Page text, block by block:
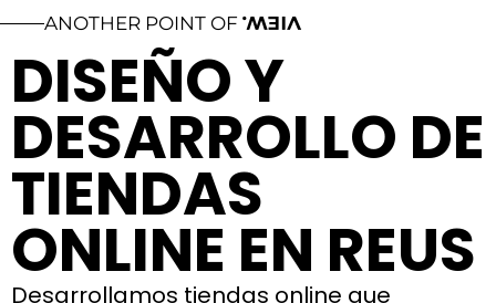
ANOTHER POINT OF VIEW.
DISEÑO Y
DESARROLLO DE
TIENDAS
ONLINE EN REUS
Desarrollamos tiendas online que